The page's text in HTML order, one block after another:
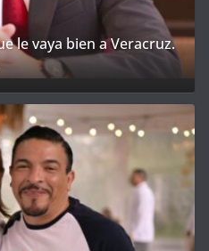
le vaya bien a Veracruz.